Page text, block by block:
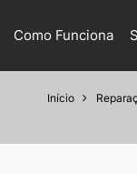
Como Funciona
Início